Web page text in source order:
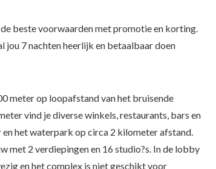
beste voorwaarden met promotie en korting.
jou 7 nachten heerlijk en betaalbaar doen
meter op loopafstand van het bruisende
vind je diverse winkels, restaurants, bars en
het waterpark op circa 2 kilometer afstand.
met 2 verdiepingen en 16 studio?s. In de lobby
en het complex is niet geschikt voor